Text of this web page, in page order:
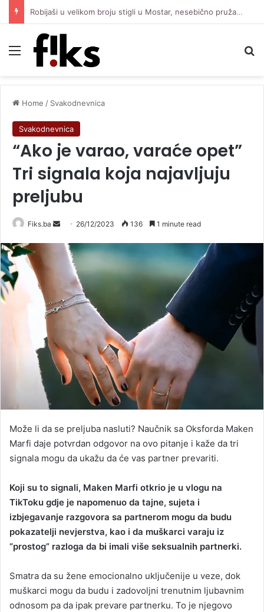
Robijaši u velikom broju stigli u Mostar, nesebično pružaju podršku Čeliku protiv Zrinjskog
Menu
Home / Svakodnevnica
Svakodnevnica
“Ako je varao, varaće opet”
Tri signala koja najavljuju
preljubu
Fiks.ba
Send
email
26/12/2023 136 1 minute read
Može li da se preljuba nasluti? Naučnik sa Oksforda Maken
Marfi daje potvrdan odgovor na ovo pitanje i kaže da tri
signala mogu da ukažu da će vas partner prevariti.
Koji su to signali, Maken Marfi otkrio je u vlogu na
TikToku gdje je napomenuo da tajne, sujeta i
izbjegavanje razgovora sa partnerom mogu da budu
pokazatelji nevjerstva, kao i da muškarci varaju iz
“prostog” razloga da bi imali više seksualnih partnerki.
Smatra da su žene emocionalno uključenije u veze, dok
muškarci mogu da budu i zadovoljni trenutnim ljubavnim
odnosom pa da ipak prevare partnerku. To je njegovo